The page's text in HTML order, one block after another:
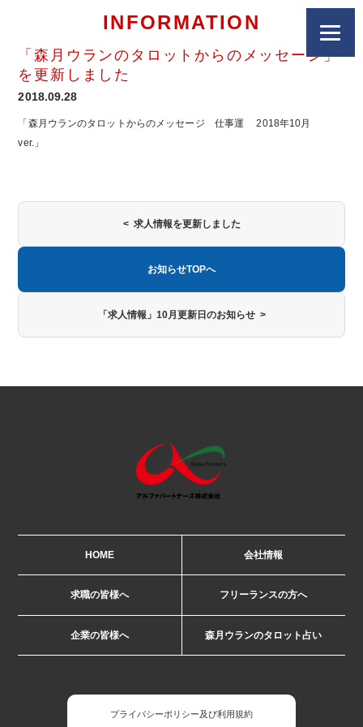
INFORMATION
「森月ウランのタロットからのメッセージ」
を更新しました
2018.09.28
「森月ウランのタロットからのメッセージ 仕事運 2018年10月
ver.」
< 求人情報を更新しました
お知らせTOPへ
「求人情報」10月更新日のお知らせ >
HOME 会社情報
求職の皆様へ フリーランスの方へ
企業の皆様へ 森月ウランのタロット占い
プライバシーポリシー及び利用規約